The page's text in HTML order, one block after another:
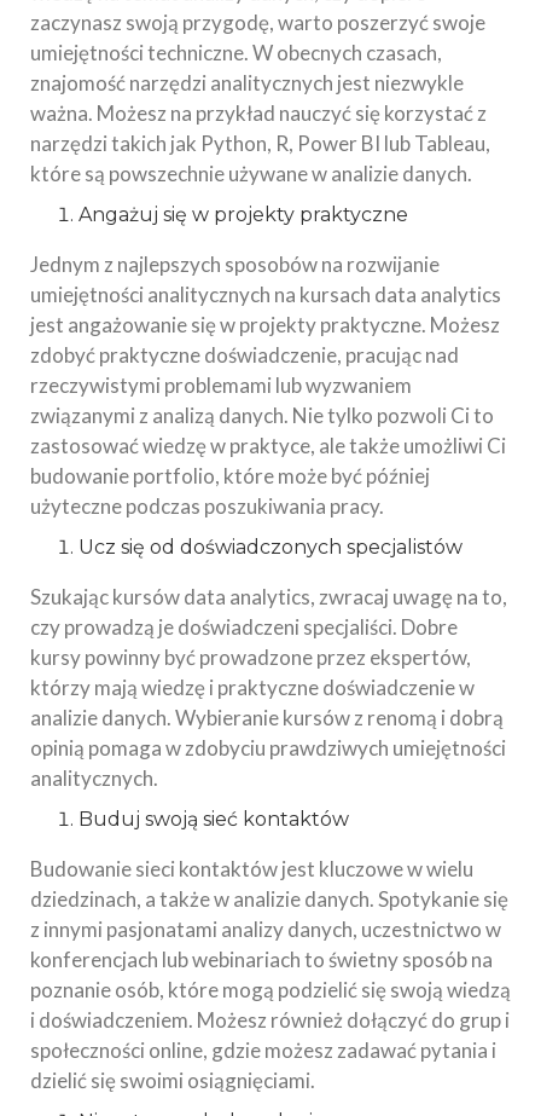
zaczynasz swoją przygodę, warto poszerzyć swoje
umiejętności techniczne. W obecnych czasach,
znajomość narzędzi analitycznych jest niezwykle
ważna. Możesz na przykład nauczyć się korzystać z
narzędzi takich jak Python, R, Power BI lub Tableau,
które są powszechnie używane w analizie danych.
Angażuj się w projekty praktyczne
Jednym z najlepszych sposobów na rozwijanie
umiejętności analitycznych na kursach data analytics
jest angażowanie się w projekty praktyczne. Możesz
zdobyć praktyczne doświadczenie, pracując nad
rzeczywistymi problemami lub wyzwaniem
związanymi z analizą danych. Nie tylko pozwoli Ci to
zastosować wiedzę w praktyce, ale także umożliwi Ci
budowanie portfolio, które może być później
użyteczne podczas poszukiwania pracy.
Ucz się od doświadczonych specjalistów
Szukając kursów data analytics, zwracaj uwagę na to,
czy prowadzą je doświadczeni specjaliści. Dobre
kursy powinny być prowadzone przez ekspertów,
którzy mają wiedzę i praktyczne doświadczenie w
analizie danych. Wybieranie kursów z renomą i dobrą
opinią pomaga w zdobyciu prawdziwych umiejętności
analitycznych.
Buduj swoją sieć kontaktów
Budowanie sieci kontaktów jest kluczowe w wielu
dziedzinach, a także w analizie danych. Spotykanie się
z innymi pasjonatami analizy danych, uczestnictwo w
konferencjach lub webinariach to świetny sposób na
poznanie osób, które mogą podzielić się swoją wiedzą
i doświadczeniem. Możesz również dołączyć do grup i
społeczności online, gdzie możesz zadawać pytania i
dzielić się swoimi osiągnięciami.